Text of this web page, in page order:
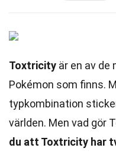
Toxtricity är en av de
Pokémon som finns.
typkombination
världen. Men vad gör
du att Toxtricity har